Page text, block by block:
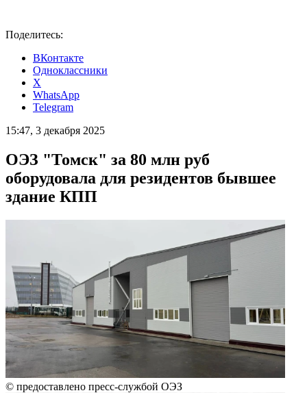
Поделитесь:
ВКонтакте
Одноклассники
X
WhatsApp
Telegram
15:47, 3 декабря 2025
ОЭЗ "Томск" за 80 млн руб
оборудовала для резидентов бывшее
здание КПП
© предоставлено пресс-службой ОЭЗ